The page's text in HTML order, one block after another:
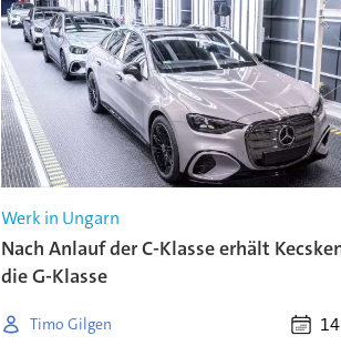
Werk in Ungarn
Nach Anlauf der C-Klasse erhält
die G-Klasse
Timo Gilgen